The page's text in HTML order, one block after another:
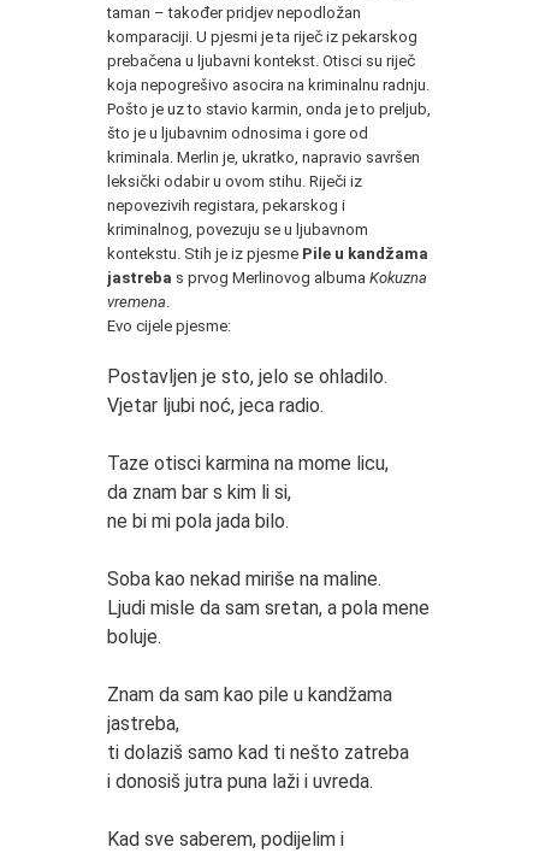
taman – također pridjev nepodložan
komparaciji. U pjesmi je ta riječ iz pekarskog
prebačena u ljubavni kontekst. Otisci su riječ
koja nepogrešivo asocira na kriminalnu radnju.
Pošto je uz to stavio karmin, onda je to preljub,
što je u ljubavnim odnosima i gore od
kriminala. Merlin je, ukratko, napravio savršen
leksički odabir u ovom stihu. Riječi iz
nepovezivih registara, pekarskog i
kriminalnog, povezuju se u ljubavnom
kontekstu. Stih je iz pjesme Pile u kandžama
jastreba s prvog Merlinovog albuma Kokuzna
vremena
Evo cijele pjesme:
Postavljen je sto, jelo se ohladilo.
Vjetar ljubi noć, jeca radio.
Taze otisci karmina na mome licu,
da znam bar s kim li si,
ne bi mi pola jada bilo.
Soba kao nekad miriše na maline.
Ljudi misle da sam sretan, a pola mene
boluje.
Znam da sam kao pile u kandžama
jastreba,
ti dolaziš samo kad ti nešto zatreba
i donosiš jutra puna laži i uvreda.
Kad sve saberem, podijelim i